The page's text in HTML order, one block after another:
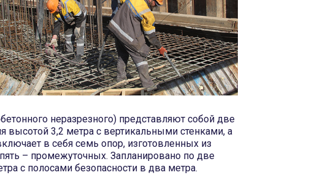
неразрезного) представляют собой две
высотой 3,2 метра с вертикальными стенками, а
в себя семь опор, изготовленных из
– промежуточных. Запланировано по две
с полосами безопасности в два метра.